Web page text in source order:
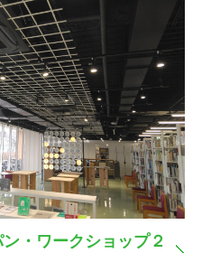
・ワークショップ２